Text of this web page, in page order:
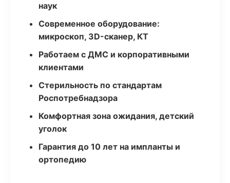
наук
Современное оборудование:
микроскоп, 3D-сканер, КТ
Работаем с ДМС и корпоративными
клиентами
Стерильность по стандартам
Роспотребнадзора
Комфортная зона ожидания, детский
уголок
Гарантия до 10 лет на импланты и
ортопедию